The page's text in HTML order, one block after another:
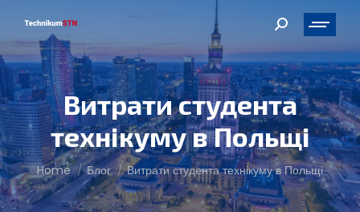
Search:
Витрати студента
технікуму в Польщі
You are here:
Home Блог Витрати студента технікуму в Польщі